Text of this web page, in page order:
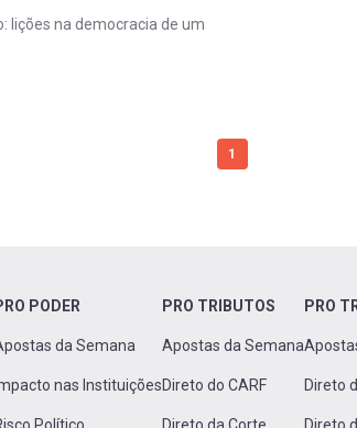
lições na democracia de um
1
PODER
da Semana
nas Instituições
PRO TRIBUTOS
Apostas da Semana
Direto do CARF
PRO
Direto